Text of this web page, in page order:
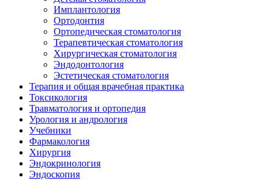
Имплантология
Ортодонтия
Ортопедическая стоматология
Терапевтическая стоматология
Хирургическая стоматология
Эндодонтология
Эстетическая стоматология
Терапия и общая врачебная практика
Токсикология
Травматология и ортопедия
Урология и андрология
Учебники
Фармакология
Хирургия
Эндокринология
Эндоскопия